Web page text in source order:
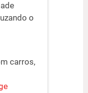
o
carros,